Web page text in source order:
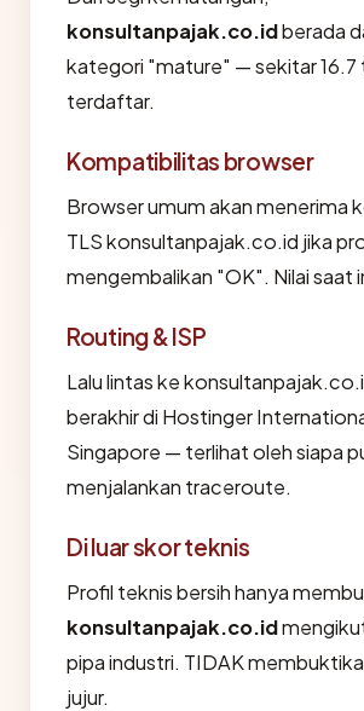
konsultanpajak.co.idberada
kategori "mature" — sekitar 16.7
terdaftar.
Kompatibilitas browser
Browser umum akan menerima
TLS konsultanpajak.co.id jika
mengembalikan "OK". Nilai saat
Routing & ISP
Lalu lintas ke
berakhir di Hostinger
Singapore — terlihat oleh siapa
menjalankan traceroute.
Di luar skor teknis
Profil teknis bersih hanya
konsultanpajak.co.id
pipa industri. TIDAK
jujur.